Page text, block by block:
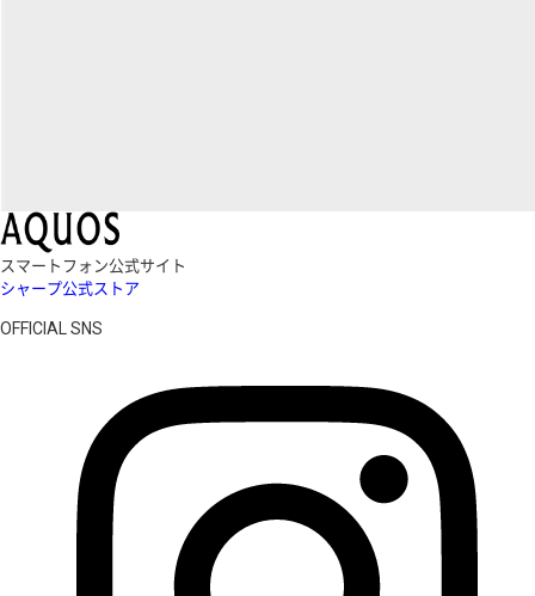
スマートフォン公式サイト
シャープ公式ストア
OFFICIAL SNS